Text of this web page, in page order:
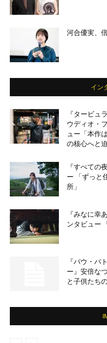
河合優実、
イン
『タービュ
ウディオ・
ュー「本作
の核心へと迫
『すべての
ー 「ずっと
所」
『みなに幸
ンタビュー
『パウ・パ
ー』安倍な
と子供たち